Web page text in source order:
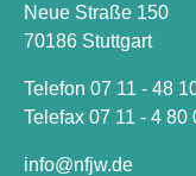
Neue Straße 150
70186 Stuttgart
Telefon 07 11 - 48
Telefax 07 11 - 4 80
info nfjw.de